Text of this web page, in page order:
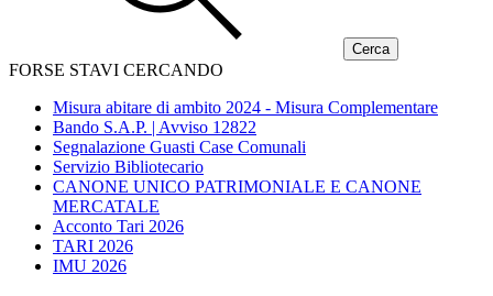
FORSE STAVI CERCANDO
Misura abitare di ambito 2024 - Misura Complementare
Bando S.A.P. | Avviso 12822
Segnalazione Guasti Case Comunali
Servizio Bibliotecario
CANONE UNICO PATRIMONIALE E CANONE
MERCATALE
Acconto Tari 2026
TARI 2026
IMU 2026